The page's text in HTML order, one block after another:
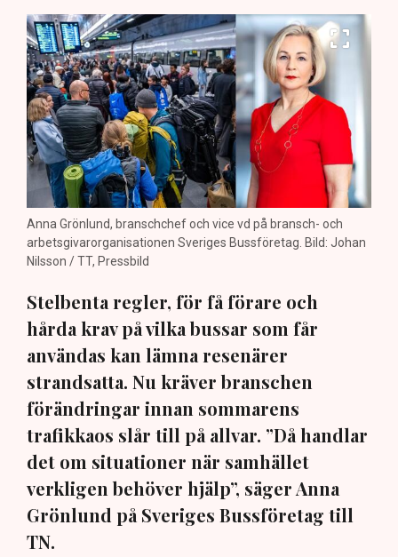
Anna Grönlund, branschchef och vice vd på bransch- och
arbetsgivarorganisationen Sveriges Bussföretag. Bild: Johan
Nilsson / TT, Pressbild
Stelbenta regler, för få förare och
hårda krav på vilka bussar som får
användas kan lämna resenärer
strandsatta. Nu kräver branschen
förändringar innan sommarens
trafikkaos slår till på allvar. ”Då handlar
det om situationer när samhället
verkligen behöver hjälp”, säger Anna
Grönlund på Sveriges Bussföretag till
TN.